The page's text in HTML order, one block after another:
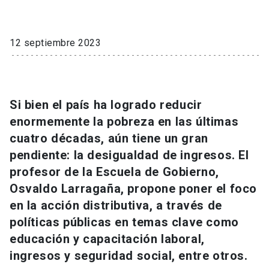
Internacionalización
Vinculación
Universidad
Información para keyboard_arrow_down
Futuros estudiantes
Estudiantes
Académicos
ACCESOS DIRECTOS
12 septiembre 2023
Si bien el país ha logrado reducir
enormemente la pobreza en las últimas
cuatro décadas, aún tiene un gran
pendiente: la desigualdad de ingresos. El
profesor de la Escuela de Gobierno,
Osvaldo Larragaña, propone poner el foco
en la acción distributiva, a través de
políticas públicas en temas clave como
educación y capacitación laboral,
ingresos y seguridad social, entre otros.